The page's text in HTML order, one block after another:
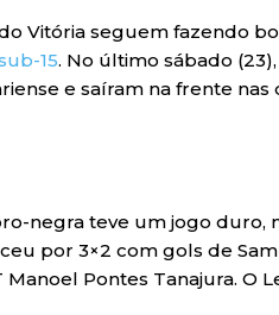
Vitória seguem fazendo
15. No último sábado
e saíram na frente
negra teve um jogo duro,
por 3×2 com gols de
Manoel Pontes Tanajura. O